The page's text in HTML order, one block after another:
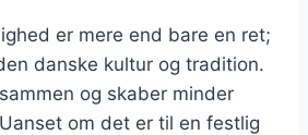
er mere end bare en ret;
danske kultur og tradition.
og skaber minder
om det er til en festlig